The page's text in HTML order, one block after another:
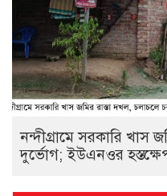
নন্দীগ্রামে সরকারি খাস
দুর্ভোগ; ইউএনওর